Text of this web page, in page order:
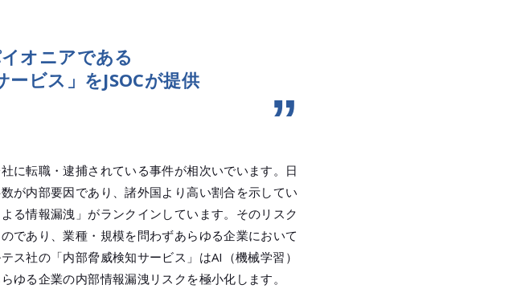
オニアである
ビス​」をJSOCが提供
に転職・逮捕されている事件が相次いでいます。日
が内部要因であり、諸外国より高い割合を示してい
る情報漏洩」がランクインしています。​そのリスク
であり、業種・規模を問わずあらゆる企業において
ス社の「内部脅威検知サービス​」はAI（機械学習）
ゆる企業の内部情報漏洩リスクを極小化します。